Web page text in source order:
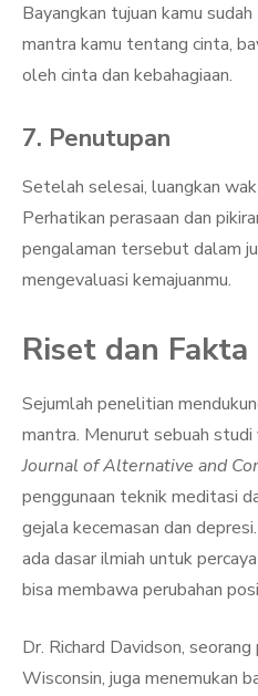
Bayangkan tujuan kamu
mantra kamu tentang cinta,
oleh cinta dan kebahagiaan.
7. Penutupan
Setelah selesai, luangkan
Perhatikan perasaan dan
pengalaman tersebut dalam
mengevaluasi kemajuanmu.
Riset dan
Sejumlah penelitian
mantra. Menurut sebuah studi
Journal of Alternative and
penggunaan teknik meditasi
gejala kecemasan dan
ada dasar ilmiah untuk
bisa membawa perubahan
Dr. Richard Davidson,
Wisconsin, juga menemukan